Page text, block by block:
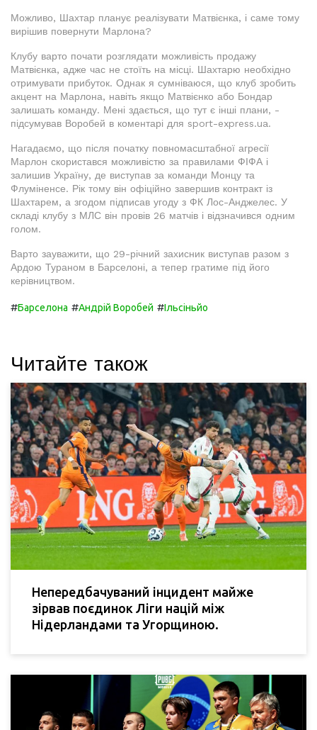
Можливо, Шахтар планує реалізувати Матвієнка, і саме тому
вирішив повернути Марлона?
Клубу варто почати розглядати можливість продажу
Матвієнка, адже час не стоїть на місці. Шахтарю необхідно
отримувати прибуток. Однак я сумніваюся, що клуб зробить
акцент на Марлона, навіть якщо Матвієнко або Бондар
залишать команду. Мені здається, що тут є інші плани, -
підсумував Воробей в коментарі для sport-express.ua.
Нагадаємо, що після початку повномасштабної агресії
Марлон скористався можливістю за правилами ФІФА і
залишив Україну, де виступав за команди Монцу та
Флуміненсе. Рік тому він офіційно завершив контракт із
Шахтарем, а згодом підписав угоду з ФК Лос-Анджелес. У
складі клубу з МЛС він провів 26 матчів і відзначився одним
голом.
Варто зауважити, що 29-річний захисник виступав разом з
Ардою Тураном в Барселоні, а тепер гратиме під його
керівництвом.
#Барселона #Андрій Воробей #Ільсіньйо
Читайте також
Непередбачуваний інцидент майже
зірвав поєдинок Ліги націй між
Нідерландами та Угорщиною.